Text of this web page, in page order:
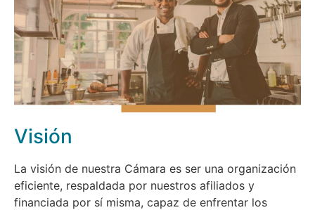
Visión
La visión de nuestra Cámara es ser una organización
eficiente, respaldada por nuestros afiliados y
financiada por sí misma, capaz de enfrentar los